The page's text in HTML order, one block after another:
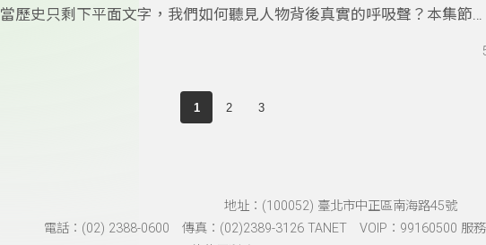
當歷史只剩下平面文字，我們如何聽見人物背後真實的呼吸聲？本集節目
轉化為複雜的人性辯證，帶領聽眾在如詩如歌的豫劇聲腔中，重新定義何
謂「忠」、何謂「奸」，給予我們一個看待歷史的全新視野。
1 2 3
地址：(100052) 臺北市中正區南海路45號
電話：(02) 2388-0600 傳真：(02)2389-3126 TANET VOIP：99160500 服